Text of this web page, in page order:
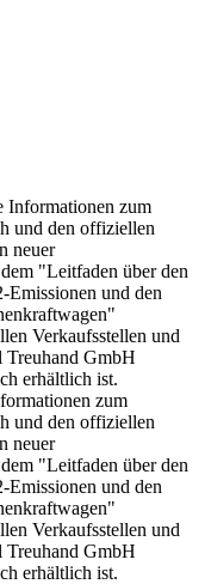
Informationen zum
und den offiziellen
neuer
"Leitfaden über den
und den
Verkaufsstellen und
Treuhand GmbH
erhältlich ist.
zum
und den offiziellen
neuer
"Leitfaden über den
und den
Verkaufsstellen und
Treuhand GmbH
erhältlich ist.